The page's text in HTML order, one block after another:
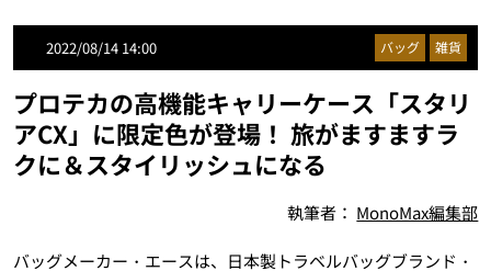
2022/08/14 14:00 バッグ 雑貨
プロテカの高機能キャリーケース「スタリ
アCX」に限定色が登場！ 旅がますますラ
クに＆スタイリッシュになる
執筆者： MonoMax編集部
バッグメーカー・エースは、日本製トラベルバッグブランド・